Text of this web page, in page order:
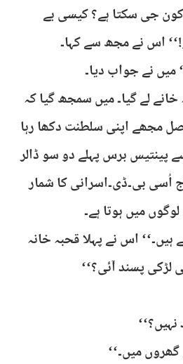
جی سکتا ہے؟ کیسی بے
اس نے مجھ سے کہا۔
میں نے جواب دیا۔
لے گیا۔ میں سمجھ گیا کہ
مجھے اپنی سلطنت دکھا رہا
پینتیس برس پہلے دو سو ڈالر
اُسی بی۔ڈی۔اسرانی کا شمار
میں ہوتا ہے۔
اس نے پہلا قحبہ خانہ
لڑکی پسند آئی؟‘‘
گھروں میں۔‘‘